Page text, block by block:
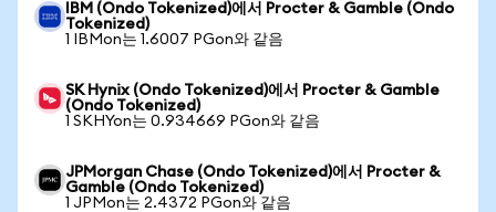
IBM (Ondo Tokenized)에서 Procter & Gamble (Ondo
Tokenized)
1 IBMon는 1.6007 PGon와 같음
SK Hynix (Ondo Tokenized)에서 Procter & Gamble
(Ondo Tokenized)
1 SKHYon는 0.934669 PGon와 같음
JPMorgan Chase (Ondo Tokenized)에서 Procter &
Gamble (Ondo Tokenized)
1 JPMon는 2.4372 PGon와 같음